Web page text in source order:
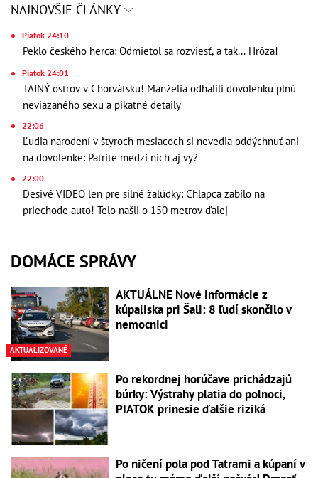
NAJNOVŠIE ČLÁNKY
Piatok 24:10
Peklo českého herca: Odmietol sa rozviesť, a tak... Hrôza!
Piatok 24:01
TAJNÝ ostrov v Chorvátsku! Manželia odhalili dovolenku plnú
neviazaného sexu a pikatné detaily
22:06
Ľudia narodení v štyroch mesiacoch si nevedia oddýchnuť ani
na dovolenke: Patríte medzi nich aj vy?
22:00
Desivé VIDEO len pre silné žalúdky: Chlapca zabilo na
priechode auto! Telo našli o 150 metrov ďalej
DOMÁCE SPRÁVY
AKTUALIZOVANÉ
AKTUÁLNE Nové informácie z
kúpaliska pri Šali: 8 ľudí skončilo v
nemocnici
Po rekordnej horúčave prichádzajú
búrky: Výstrahy platia do polnoci,
PIATOK prinesie ďalšie riziká
Po ničení pola pod Tatrami a kúpaní v